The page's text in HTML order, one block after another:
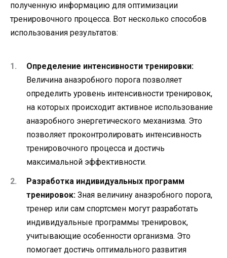
полученную информацию для оптимизации
тренировочного процесса. Вот несколько способов
использования результатов:
Определение интенсивности тренировки:
Величина анаэробного порога позволяет
определить уровень интенсивности тренировок,
на которых происходит активное использование
анаэробного энергетического механизма. Это
позволяет проконтролировать интенсивность
тренировочного процесса и достичь
максимальной эффективности.
Разработка индивидуальных программ
тренировок: Зная величину анаэробного порога,
тренер или сам спортсмен могут разработать
индивидуальные программы тренировок,
учитывающие особенности организма. Это
помогает достичь оптимального развития